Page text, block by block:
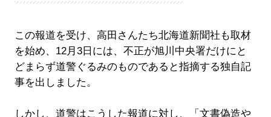
この報道を受け、高田さんたち北海道新聞社も取材
を始め、12月3日には、不正が旭川中央署だけにと
どまらず道警ぐるみのものであると指摘する独自記
事を出しました。
しかし、道警はこうした報道に対し、「文書偽造や